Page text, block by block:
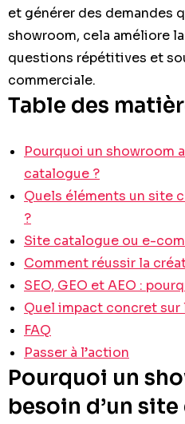
et générer des demandes
showroom, cela améliore
questions répétitives et
commerciale.
Table des
Pourquoi un showroom
catalogue ?
Quels éléments un site
?
Site catalogue ou e-
Comment réussir la
SEO, GEO et AEO :
Quel impact concret sur
FAQ
Passer à l’action
Pourquoi un
besoin d’un